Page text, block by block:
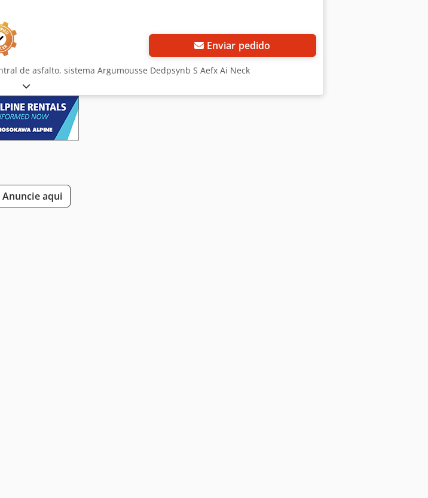
Enviar pedido
de asfalto, sistema Argumousse Dedpsynb S Aefx Ai Neck
Anuncie aqui